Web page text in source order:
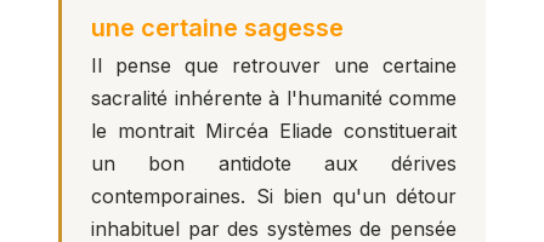
une certaine sagesse
Il pense que retrouver une certaine
sacralité inhérente à l'humanité comme
le montrait Mircéa Eliade constituerait
un bon antidote aux dérives
contemporaines. Si bien qu'un détour
inhabituel par des systèmes de pensée